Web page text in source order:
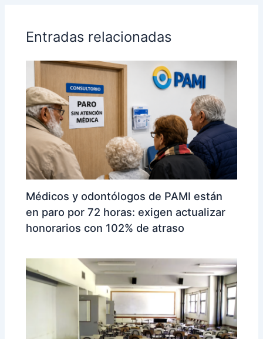
Entradas relacionadas
Médicos y odontólogos de PAMI están
en paro por 72 horas: exigen actualizar
honorarios con 102% de atraso